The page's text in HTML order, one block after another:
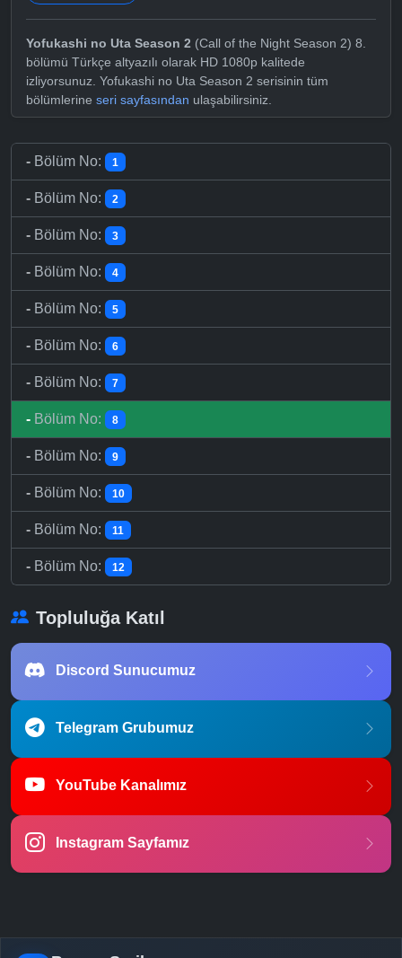
Yofukashi no Uta Season 2 (Call of the Night Season 2) 8.
bölümü Türkçe altyazılı olarak HD 1080p kalitede
izliyorsunuz. Yofukashi no Uta Season 2 serisinin tüm
bölümlerine seri sayfasından ulaşabilirsiniz.
- Bölüm No: 1
- Bölüm No: 2
- Bölüm No: 3
- Bölüm No: 4
- Bölüm No: 5
- Bölüm No: 6
- Bölüm No: 7
- Bölüm No: 8
- Bölüm No: 9
- Bölüm No: 10
- Bölüm No: 11
- Bölüm No: 12
Topluluğa Katıl
Discord Sunucumuz
Telegram Grubumuz
YouTube Kanalımız
Instagram Sayfamız